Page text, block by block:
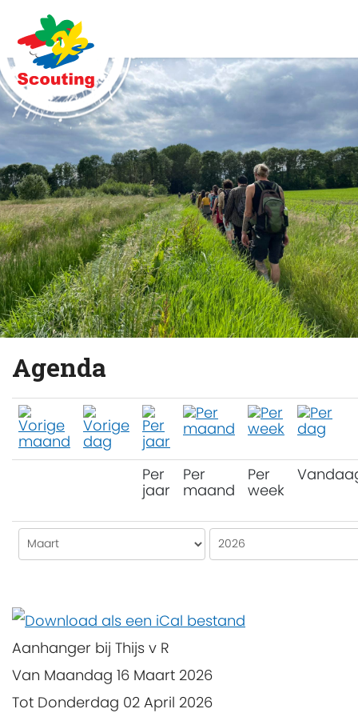
Agenda
Per
jaar
Per
maand
Per
week
Aanhanger bij Thijs v R
Van Maandag 16 Maart 2026
Tot Donderdag 02 April 2026